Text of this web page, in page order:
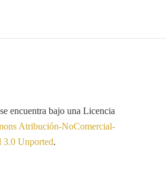
se encuentra bajo una Licencia
Atribución-NoComercial-
3.0 Unported.